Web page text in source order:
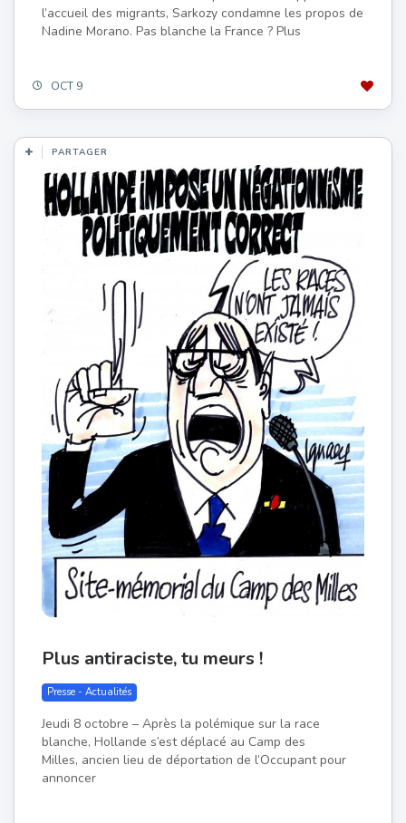
l’accueil des migrants, Sarkozy condamne les propos de
Nadine Morano. Pas blanche la France ? Plus
OCT 9
PARTAGER
Plus antiraciste, tu meurs !
Presse - Actualités
Jeudi 8 octobre – Après la polémique sur la race
blanche, Hollande s’est déplacé au Camp des
Milles, ancien lieu de déportation de l’Occupant pour
annoncer